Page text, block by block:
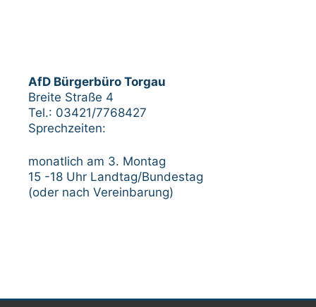
AfD Bürgerbüro Torgau
Breite Straße 4
Tel.: 03421/7768427
Sprechzeiten:
monatlich am 3. Montag
15 -18 Uhr Landtag/Bundestag
(oder nach Vereinbarung)